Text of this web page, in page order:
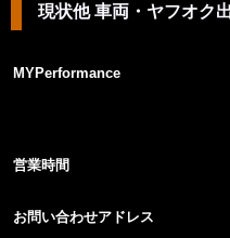
現状他 車両・ヤフオク
MYPerformance
営業時間
お問い合わせアドレス